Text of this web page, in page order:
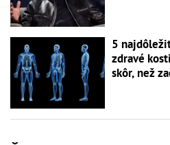
5
zdravé
skôr, než